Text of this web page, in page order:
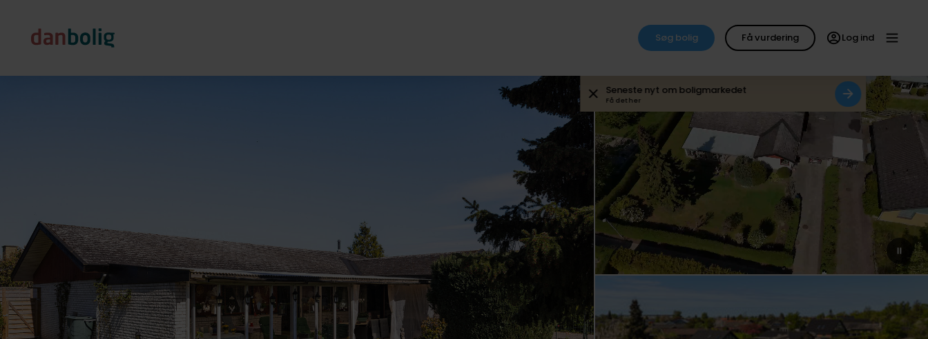
Søg bolig Få vurdering Log ind
Seneste nyt om boligmarkedet
Få det her